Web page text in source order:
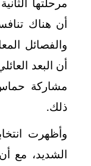
أن هناك
والفصائل
أن البعد
مشاركة
ذلك.
وأظهرت
الشديد، مع